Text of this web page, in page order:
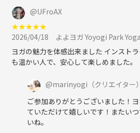
@UFroAX
★★★★★
2026/04/18
よよヨガ Yoyogi Park
ヨガの魅力を体感出来ました インスト
も温かい人で、安心して楽しめました。
@marinyogi （クリエイター）
ご参加ありがとうございました！
ていただけて嬉しいです！またい
いね。